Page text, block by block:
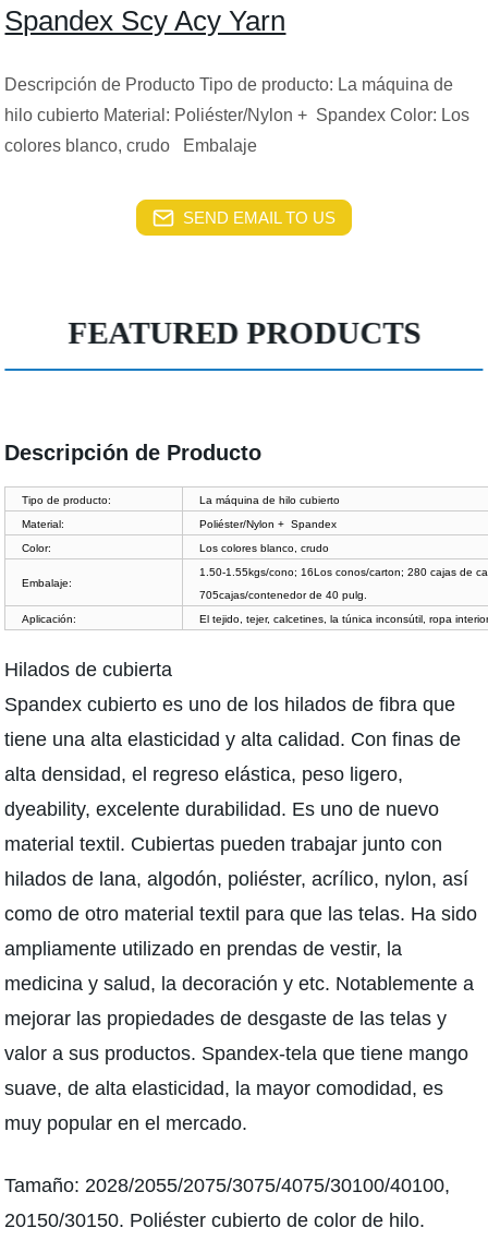
Spandex Scy Acy Yarn
Descripción de Producto Tipo de producto: La máquina de
hilo cubierto Material: Poliéster/Nylon + Spandex Color: Los
colores blanco, crudo Embalaje
SEND EMAIL TO US
FEATURED PRODUCTS
Descripción de Producto
Tipo de producto:
La máquina de hilo cubierto
Material:
Poliéster/Nylon + Spandex
Color:
Los colores blanco, crudo
Embalaje:
1.50-1.55kgs/cono; 16Los conos/carton; 280 cajas de
705cajas/contenedor de 40 pulg.
Aplicación:
El tejido, tejer, calcetines, la túnica inconsútil, ropa
Hilados de cubierta
Spandex cubierto es uno de los hilados de fibra que
tiene una alta elasticidad y alta calidad. Con finas de
alta densidad, el regreso elástica, peso ligero,
dyeability, excelente durabilidad. Es uno de nuevo
material textil. Cubiertas pueden trabajar junto con
hilados de lana, algodón, poliéster, acrílico, nylon, así
como de otro material textil para que las telas. Ha sido
ampliamente utilizado en prendas de vestir, la
medicina y salud, la decoración y etc. Notablemente a
mejorar las propiedades de desgaste de las telas y
valor a sus productos. Spandex-tela que tiene mango
suave, de alta elasticidad, la mayor comodidad, es
muy popular en el mercado.
Tamaño: 2028/2055/2075/3075/4075/30100/40100,
20150/30150. Poliéster cubierto de color de hilo.